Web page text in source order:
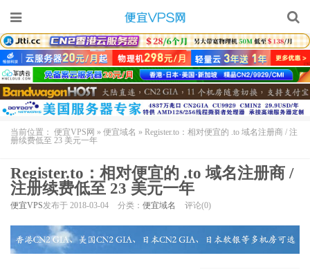
当前位置： 便宜VPS网 » 便宜域名 » Register.to：相对便宜的 .to 域名注册商 / 注
册续费低至 23 美元一年
Register.to：相对便宜的 .to 域名注册商 /
注册续费低至 23 美元一年
便宜VPS发布于 2018-03-04 分类： 便宜域名 评论(0)